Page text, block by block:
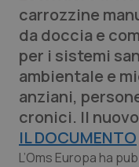
Edizioni
QS Pro
Professionisti
Abruzzo
QS Pro Gold
carrozzine
da doccia e
per i sistemi
ambientale e
anziani,
cronici. Il
IL DOCUMENTO
L’Oms Europa ha